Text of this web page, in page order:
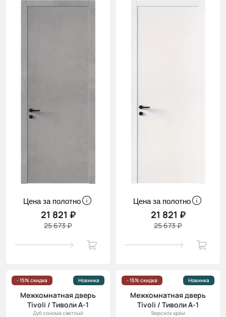
Цена за полотно
21 821 ₽
25 673 ₽
Цена за полотно
21 821 ₽
25 673 ₽
- 15% скидка Новинка
Межкомнатная дверь
Tivoli / Тиволи А-1
Дуб сонома светлый
- 15% скидка Новинка
Межкомнатная дверь
Tivoli / Тиволи А-1
Версилк крем